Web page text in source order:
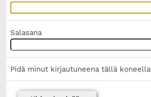
Salasana
Pidä minut kirjautuneena tällä koneella